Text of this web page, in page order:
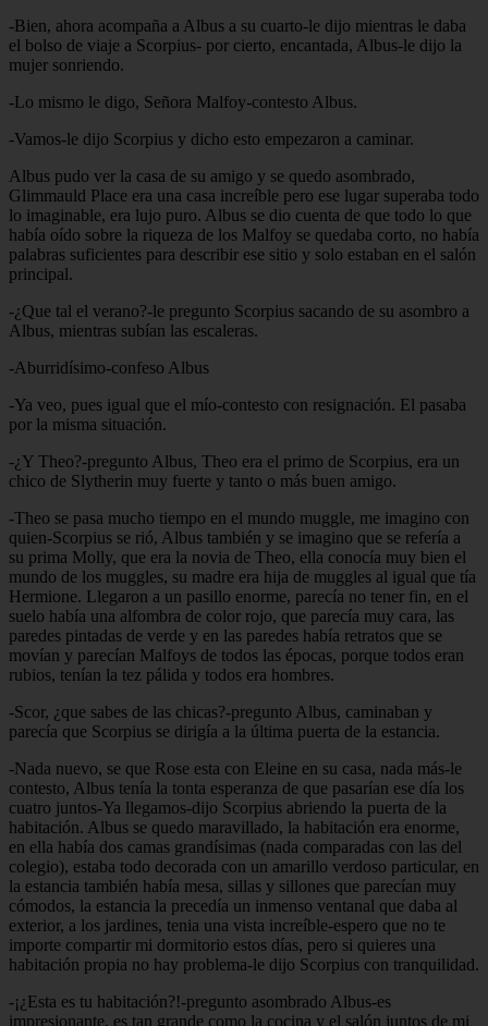
-Bien, ahora acompaña a Albus a su cuarto-le dijo mientras le daba
el bolso de viaje a Scorpius- por cierto, encantada, Albus-le dijo la
mujer sonriendo.
-Lo mismo le digo, Señora Malfoy-contesto Albus.
-Vamos-le dijo Scorpius y dicho esto empezaron a caminar.
Albus pudo ver la casa de su amigo y se quedo asombrado,
Glimmauld Place era una casa increíble pero ese lugar superaba todo
lo imaginable, era lujo puro. Albus se dio cuenta de que todo lo que
había oído sobre la riqueza de los Malfoy se quedaba corto, no había
palabras suficientes para describir ese sitio y solo estaban en el salón
principal.
-¿Que tal el verano?-le pregunto Scorpius sacando de su asombro a
Albus, mientras subían las escaleras.
-Aburridísimo-confeso Albus
-Ya veo, pues igual que el mío-contesto con resignación. El pasaba
por la misma situación.
-¿Y Theo?-pregunto Albus, Theo era el primo de Scorpius, era un
chico de Slytherin muy fuerte y tanto o más buen amigo.
-Theo se pasa mucho tiempo en el mundo muggle, me imagino con
quien-Scorpius se rió, Albus también y se imagino que se refería a
su prima Molly, que era la novia de Theo, ella conocía muy bien el
mundo de los muggles, su madre era hija de muggles al igual que tía
Hermione. Llegaron a un pasillo enorme, parecía no tener fin, en el
suelo había una alfombra de color rojo, que parecía muy cara, las
paredes pintadas de verde y en las paredes había retratos que se
movían y parecían Malfoys de todos las épocas, porque todos eran
rubios, tenían la tez pálida y todos era hombres.
-Scor, ¿que sabes de las chicas?-pregunto Albus, caminaban y
parecía que Scorpius se dirigía a la última puerta de la estancia.
-Nada nuevo, se que Rose esta con Eleine en su casa, nada más-le
contesto, Albus tenía la tonta esperanza de que pasarían ese día los
cuatro juntos-Ya llegamos-dijo Scorpius abriendo la puerta de la
habitación. Albus se quedo maravillado, la habitación era enorme,
en ella había dos camas grandísimas (nada comparadas con las del
colegio), estaba todo decorada con un amarillo verdoso particular, en
la estancia también había mesa, sillas y sillones que parecían muy
cómodos, la estancia la precedía un inmenso ventanal que daba al
exterior, a los jardines, tenia una vista increíble-espero que no te
importe compartir mi dormitorio estos días, pero si quieres una
habitación propia no hay problema-le dijo Scorpius con tranquilidad.
-¡¿Esta es tu habitación?!-pregunto asombrado Albus-es
impresionante, es tan grande como la cocina y el salón juntos de mi